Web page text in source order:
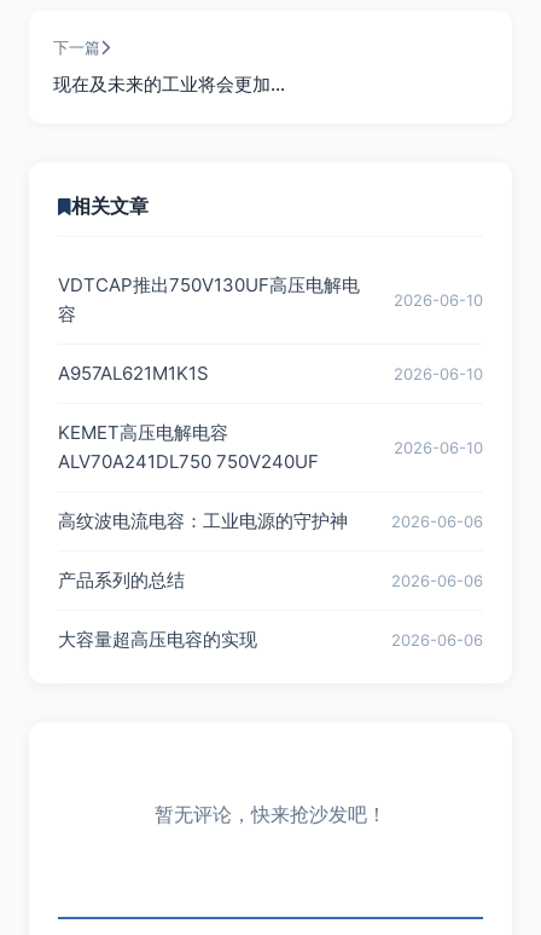
下一篇
现在及未来的工业将会更加…
相关文章
VDTCAP推出750V130UF高压电解电
容
2026-06-10
A957AL621M1K1S 2026-06-10
KEMET高压电解电容
ALV70A241DL750 750V240UF
2026-06-10
高纹波电流电容：工业电源的守护神 2026-06-06
产品系列的总结 2026-06-06
大容量超高压电容的实现 2026-06-06
暂无评论，快来抢沙发吧！